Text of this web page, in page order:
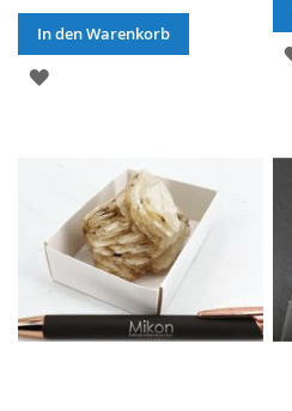
In den Warenkorb
ZUR